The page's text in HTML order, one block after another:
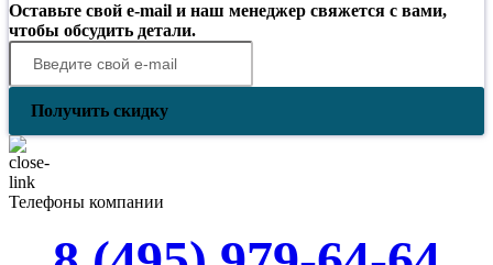
Оставьте свой e-mail и наш менеджер свяжется с вами,
чтобы обсудить детали.
Получить скидку
Телефоны компании